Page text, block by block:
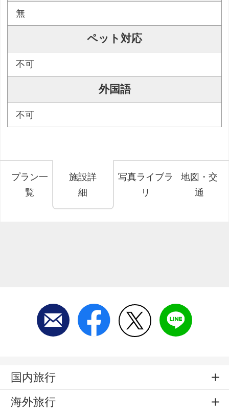
無
ペット対応
不可
外国語
不可
プラン一
覧
施設詳
細
写真ライブラ
リ
地図・交
通
国内旅行
海外旅行